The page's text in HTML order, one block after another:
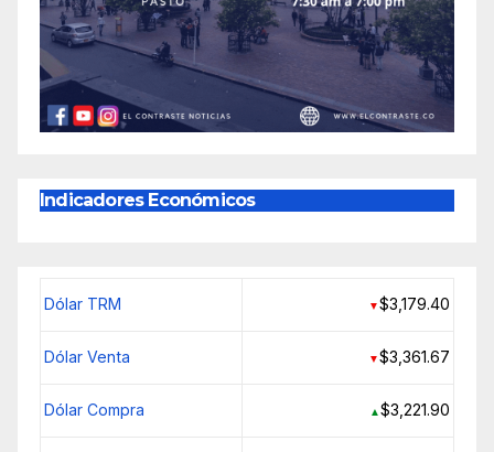
Indicadores Económicos
Dólar TRM ▼$3,179.40
Dólar Venta ▼$3,361.67
Dólar Compra ▲$3,221.90